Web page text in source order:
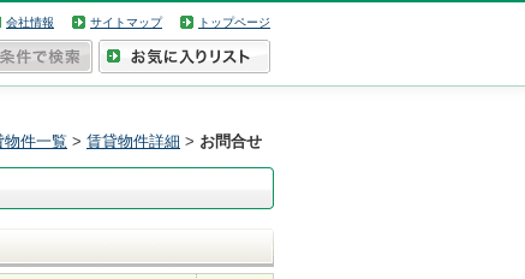
会社情報 サイトマップ トップページ
物件一覧 > 賃貸物件詳細 > お問合せ